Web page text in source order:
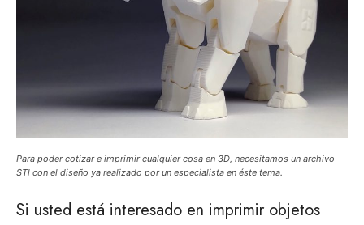
Para poder cotizar e imprimir cualquier cosa en 3D, necesitamos un archivo
STl con el diseño ya realizado por un especialista en éste tema.
Si usted está interesado en imprimir objetos